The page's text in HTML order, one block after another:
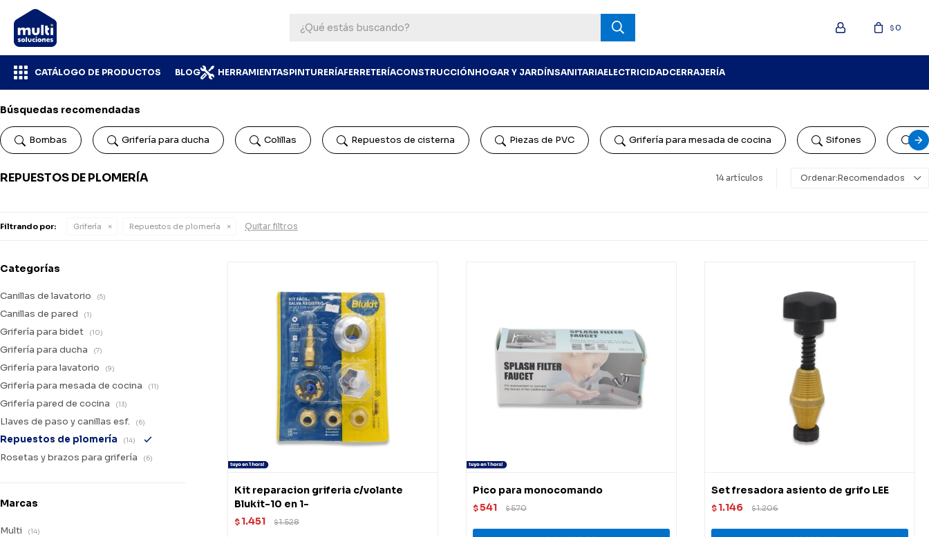
CATÁLOGO DE PRODUCTOS BLOG HERRAMIENTASPINTURERÍAFERRETERÍACONSTRUCCIÓNHOGAR Y JARDÍNSANITARIAELECTRICIDADCERRAJERÍA
$0
Búsquedas recomendadas
Bombas Grifería para ducha Colillas Repuestos de cisterna Piezas de PVC Grifería para mesada de cocina Sifones
REPUESTOS DE PLOMERÍA 14 artículos Recomendados
Filtrando por: Grifería Repuestos de plomería Quitar filtros
Kit reparacion griferia c/volante
Blukit-10 en 1-
$ 1.451 $1.528
Pico para monocomando
$541 $570
Set fresadora asiento de grifo LEE
$ 1.146 $1.206
Categorías
Canillas de lavatorio (5)
Canillas de pared (1)
Grifería para bidet (10)
Grifería para ducha (7)
Grifería para lavatorio (9)
Grifería para mesada de cocina (11)
Grifería pared de cocina (13)
Llaves de paso y canillas esf. (6)
Repuestos de plomería (14)
Rosetas y brazos para grifería (6)
Marcas
Multi (14)